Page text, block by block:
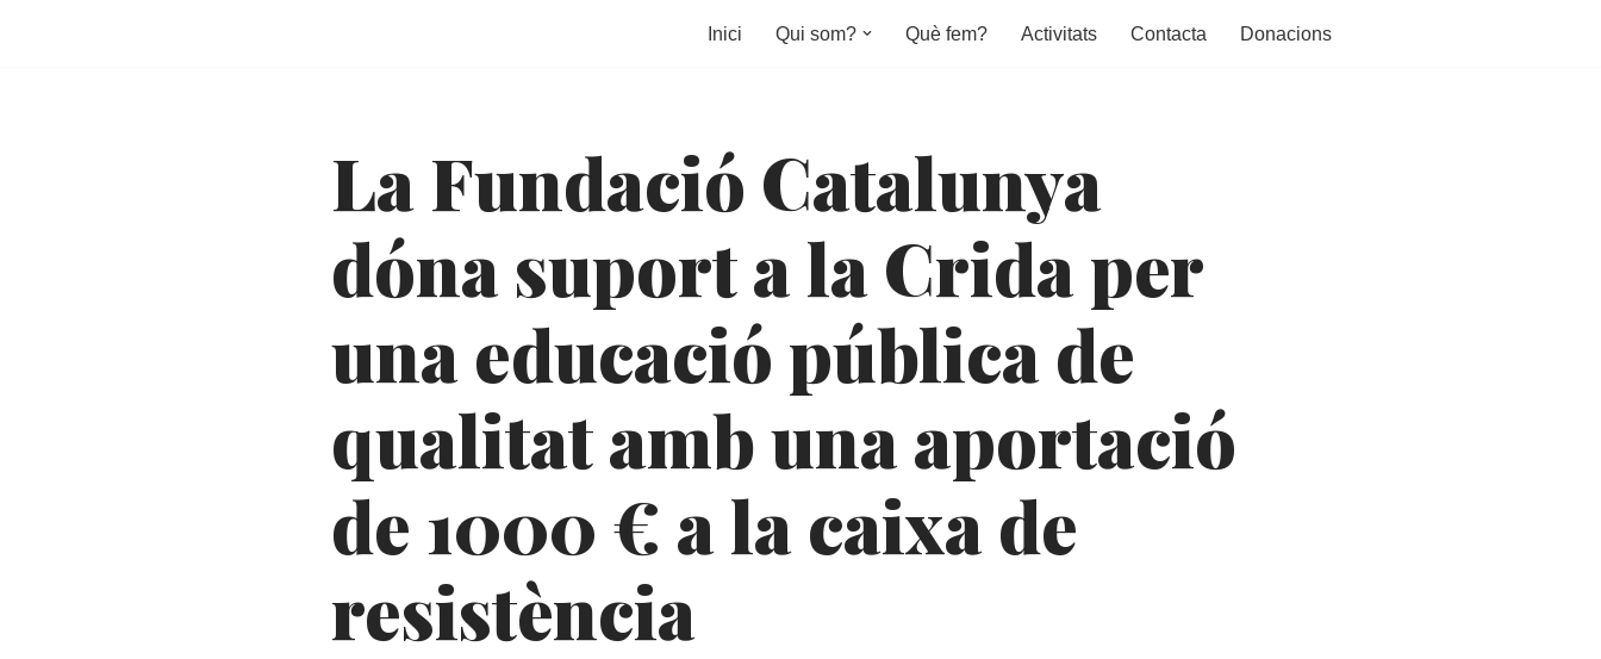
Inici Qui som? Què fem? Activitats Contacta Donacions
La Fundació Catalunya
dóna suport a la Crida per
una educació pública de
qualitat amb una aportació
de 1000 € a la caixa de
resistència